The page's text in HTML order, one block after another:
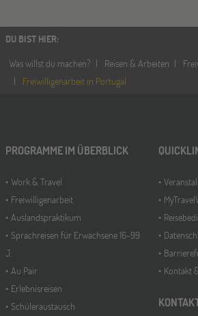
DU BIST HIER:
Was willst du machen?
Reisen & Arbeiten
Freiwilligenarbeit in Portugal
PROGRAMME IM ÜBERBLICK
Work & Travel
Freiwilligenarbeit
Auslandspraktikum
Sprachreisen für Erwachsene 16-99
J.
Au Pair
Erlebnisreisen
Schüleraustausch
Kontakt